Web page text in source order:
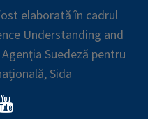
elaborată în cadrul
Understanding and
Suedeză pentru
Sida